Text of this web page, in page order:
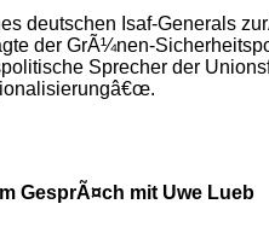
deutschen Isaf-Generals
der GrÃ¼nen-
Sprecher der
GesprÃ¤ch mit Uwe Lueb